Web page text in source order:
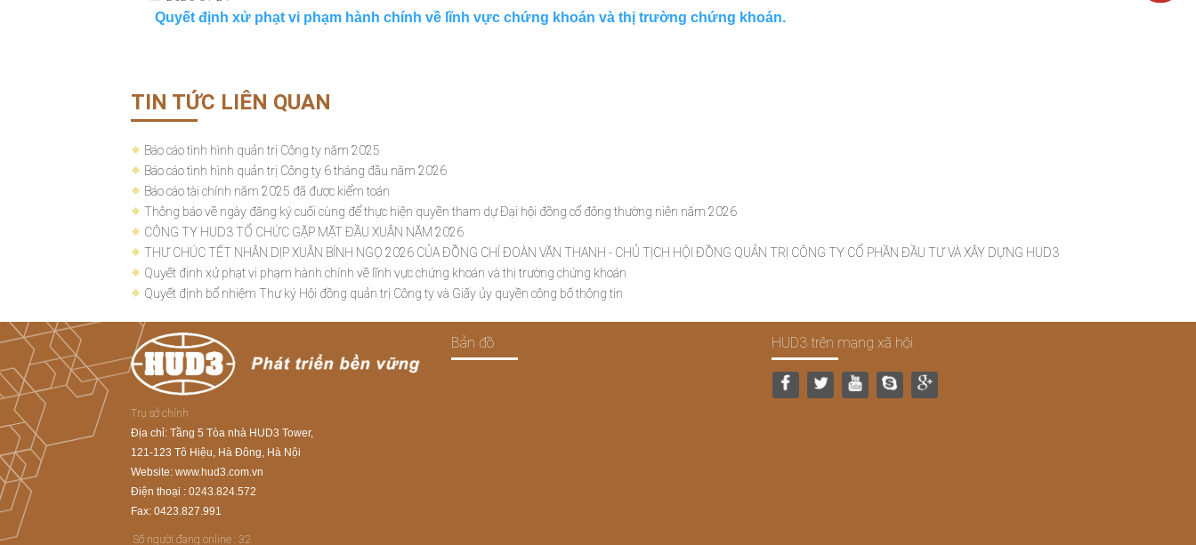
Quyết định xử phạt vi phạm hành chính về lĩnh vực chứng khoán và thị trường chứng khoán.
TIN TỨC LIÊN QUAN
Báo cáo tình hình quản trị Công ty năm 2025
Báo cáo tình hình quản trị Công ty 6 tháng đầu năm 2026
Báo cáo tài chính năm 2025 đã được kiểm toán
Thông báo về ngày đăng ký cuối cùng để thực hiện quyền tham dự Đại hội đồng cổ đông thường niên năm 2026
CÔNG TY HUD3 TỔ CHỨC GẶP MẶT ĐẦU XUÂN NĂM 2026
THƯ CHÚC TẾT NHÂN DỊP XUÂN BÍNH NGỌ 2026 CỦA ĐỒNG CHÍ ĐOÀN VĂN THANH - CHỦ TỊCH HỘI ĐỒNG QUẢN TRỊ CÔNG TY CỔ PHẦN ĐẦU TƯ VÀ XÂY DỰNG HUD3
Quyết định xử phạt vi phạm hành chính về lĩnh vực chứng khoán và thị trường chứng khoán
Quyết định bổ nhiệm Thư ký Hội đồng quản trị Công ty và Giấy ủy quyền công bố thông tin
Trụ sở chính
Địa chỉ: Tầng 5 Tòa nhà HUD3 Tower,
121-123 Tô Hiệu, Hà Đông, Hà Nội
Website: www.hud3.com.vn
Điện thoại : 0243.824.572
Fax: 0423.827.991
Số người đang online : 32
Bản đồ HUD3 trên mạng xã hội